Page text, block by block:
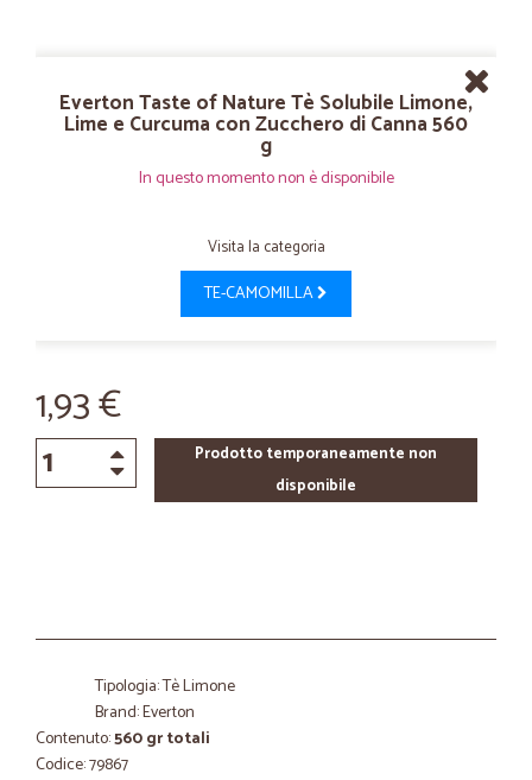
Everton Taste of Nature Tè Solubile Limone,
Lime e Curcuma con Zucchero di Canna 560
g
In questo momento non è disponibile
Visita la categoria
TE-CAMOMILLA
1,93 €
Prodotto temporaneamente non
disponibile
Tipologia: Tè Limone
Brand: Everton
Contenuto:560 gr totali
Codice: 79867